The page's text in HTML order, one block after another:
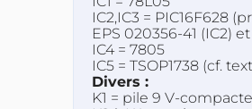
IC2,IC3 = PIC16F628
EPS 020356-41 (IC2)
IC4 = 7805
IC5 = TSOP1738 (cf.
Divers :
K1 = pile 9 V-